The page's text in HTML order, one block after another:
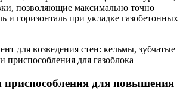
позволяющие максимально точно
и горизонталь при укладке газобетонных
для повышения